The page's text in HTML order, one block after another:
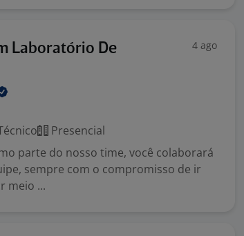
Laboratório De
4 ago
Presencial
parte do nosso time, você colaborará
sempre com o compromisso de ir
meio ...